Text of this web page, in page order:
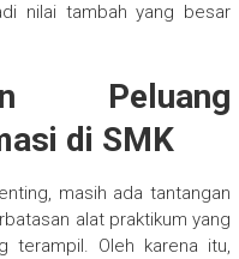
nilai tambah yang besar
Peluang
di SMK
masih ada tantangan
alat praktikum yang
terampil. Oleh karena itu,